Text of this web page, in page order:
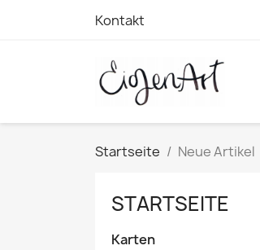
Kontakt
Startseite Neue Artikel
STARTSEITE
Karten